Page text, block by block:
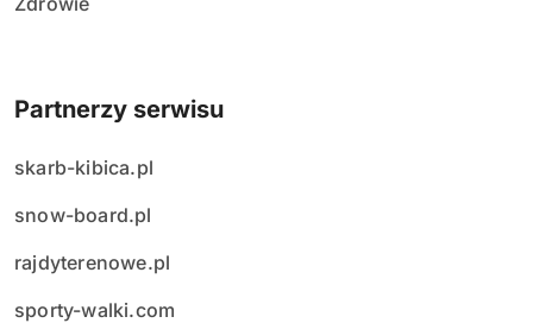
Partnerzy serwisu
skarb-kibica.pl
snow-board.pl
rajdyterenowe.pl
sporty-walki.com